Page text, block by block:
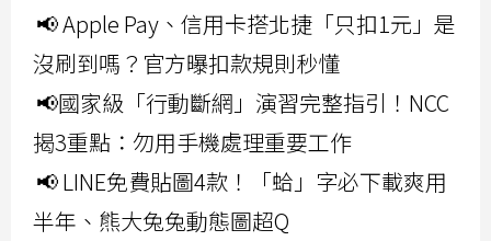
📢 Apple Pay、信用卡搭北捷「只扣1元」是
沒刷到嗎？官方曝扣款規則秒懂
📢國家級「行動斷網」演習完整指引！NCC
揭3重點：勿用手機處理重要工作
📢 LINE免費貼圖4款！「蛤」字必下載爽用
半年、熊大兔兔動態圖超Q